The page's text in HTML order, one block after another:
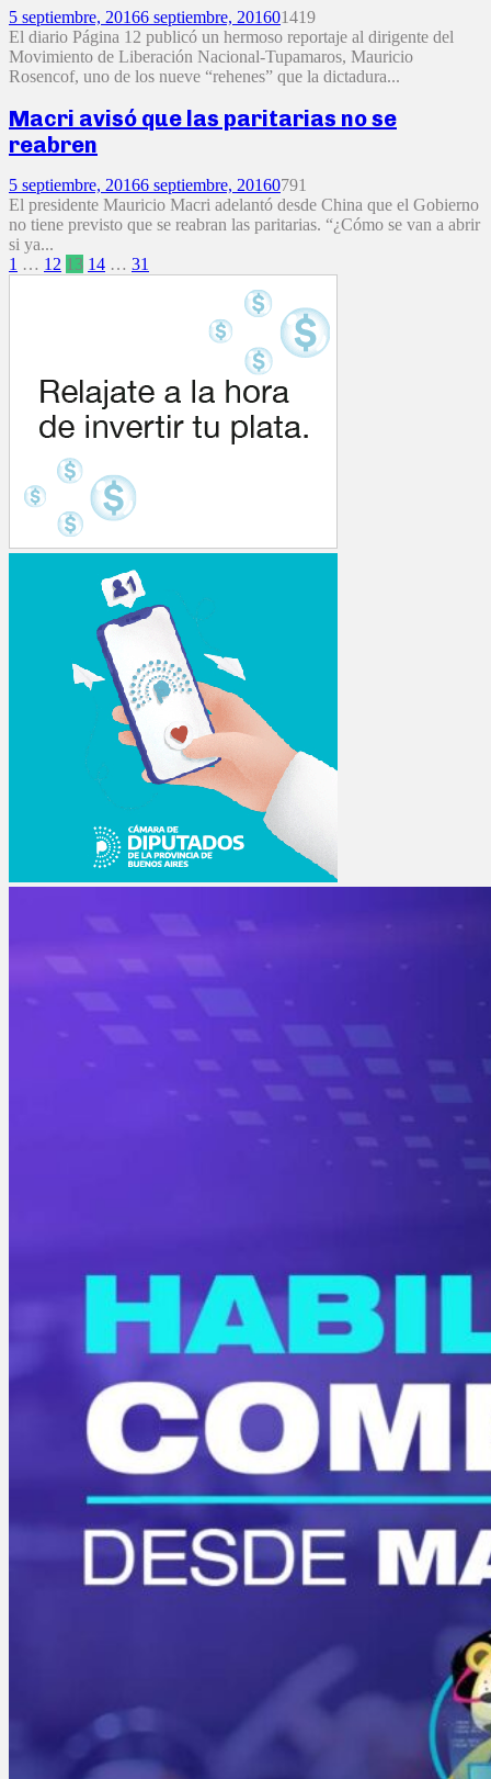
5 septiembre, 20166 septiembre, 201601419
El diario Página 12 publicó un hermoso reportaje al dirigente del
Movimiento de Liberación Nacional-Tupamaros, Mauricio
Rosencof, uno de los nueve “rehenes” que la dictadura...
Macri avisó que las paritarias no se
reabren
5 septiembre, 20166 septiembre, 20160791
El presidente Mauricio Macri adelantó desde China que el Gobierno
no tiene previsto que se reabran las paritarias. “¿Cómo se van a abrir
si ya...
Paginación
1 … 12 13 14 … 31